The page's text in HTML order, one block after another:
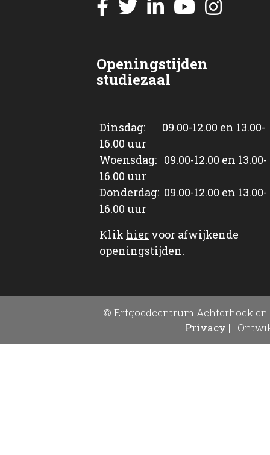
Openingstijden
studiezaal
Dinsdag: 09.00-12.00 en 13.00-
16.00 uur
Woensdag: 09.00-12.00 en 13.00-
16.00 uur
Donderdag: 09.00-12.00 en 13.00-
16.00 uur
Klik hier voor afwijkende
openingstijden.
© Erfgoedcentrum Achterhoek en
Privacy |